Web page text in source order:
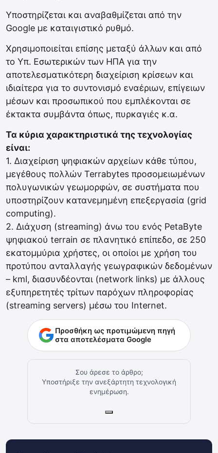
Υποστηρίζεται και αναβαθμίζεται από την
Google με καταιγιστικό ρυθμό.
Χρησιμοποιείται επίσης μεταξύ άλλων και από
το Υπ. Εσωτερικών των ΗΠΑ για την
αποτελεσματικότερη διαχείριση κρίσεων και
ιδιαίτερα για το συντονισμό εναέριων, επίγειων
μέσων και προσωπικού που εμπλέκονται σε
έκτακτα συμβάντα όπως, πυρκαγιές κ.α.
Τα κύρια χαρακτηριστικά της τεχνολογίας
είναι:
1. Διαχείριση ψηφιακών αρχείων κάθε τύπου,
μεγέθους πολλών Terrabytes προσομειωμένων
πολυγωνικών γεωμορφών, σε συστήματα που
υποστηρίζουν κατανεμημένη επεξεργασία (grid
computing).
2. Διάχυση (streaming) άνω του ενός PetaByte
ψηφιακού terrain σε πλανητικό επίπεδο, σε 250
εκατομμύρια χρήστες, οι οποίοι με χρήση του
προτύπου ανταλλαγής γεωγραφικών δεδομένων
– kml, διασυνδέονται (network links) με άλλους
εξυπηρετητές τρίτων παρόχων πληροφορίας
(streaming servers) μέσω του Internet.
Προσθήκη ως προτιμώμενη πηγή
στα αποτελέσματα Google
Σου άρεσε το άρθρο;
Υποστήριξε την ανεξάρτητη τεχνολογική
ενημέρωση.